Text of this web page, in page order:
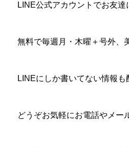
LINE公式アカウントでお友達
無料で毎週月・木曜＋号外、
LINEにしか書いてない情報も
どうぞお気軽にお電話やメー